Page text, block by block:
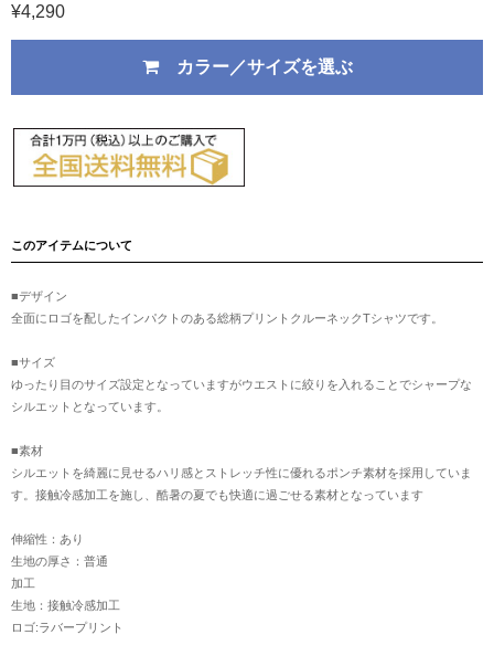
¥4,290
カラー／サイズを選ぶ
このアイテムについて
■デザイン
全面にロゴを配したインパクトのある総柄プリントクルーネックTシャツです。
■サイズ
ゆったり目のサイズ設定となっていますがウエストに絞りを入れることでシャープな
シルエットとなっています。
■素材
シルエットを綺麗に見せるハリ感とストレッチ性に優れるポンチ素材を採用していま
す。接触冷感加工を施し、酷暑の夏でも快適に過ごせる素材となっています
伸縮性：あり
生地の厚さ：普通
加工
生地：接触冷感加工
ロゴ:ラバープリント